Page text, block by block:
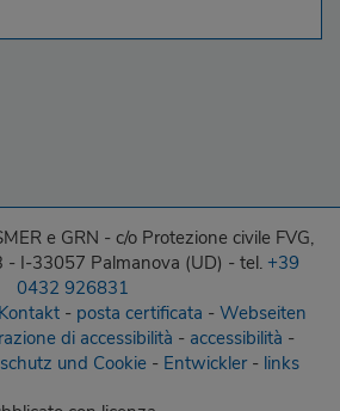
e GRN - c/o Protezione civile FVG,
- I-33057 Palmanova (UD) - tel. +39
0432 926831
Kontakt - posta certificata - Webseiten
di accessibilità - accessibilità -
und Cookie - Entwickler- links